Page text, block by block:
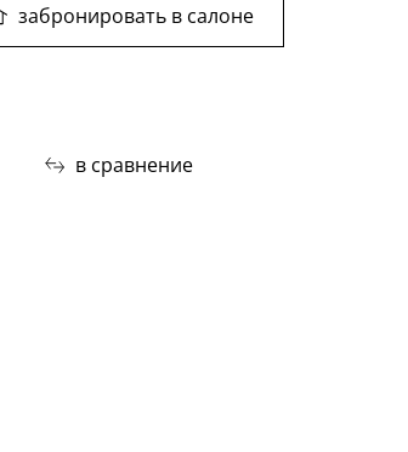
забронировать в салоне
в сравнение